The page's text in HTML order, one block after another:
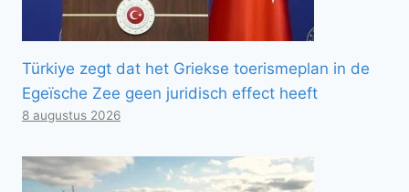
Türkiye zegt dat het Griekse toerismeplan in de
Egeïsche Zee geen juridisch effect heeft
8 augustus 2026